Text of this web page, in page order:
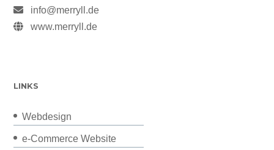
info@merryll.de
www.merryll.de
LINKS
Webdesign
e-Commerce Website